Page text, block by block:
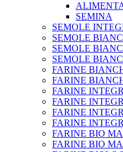
SEMINA
SEMOLE
SEMOLE
SEMOLE
SEMOLE
FARINE
FARINE
FARINE
FARINE
FARINE
FARINE
FARINE BIO
FARINE BIO